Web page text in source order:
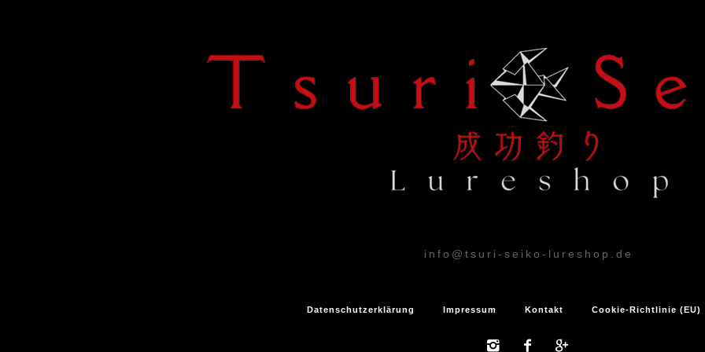
info@tsuri-seiko-lureshop.de
Datenschutzerklärung Impressum Kontakt Cookie-Richtlinie (EU)